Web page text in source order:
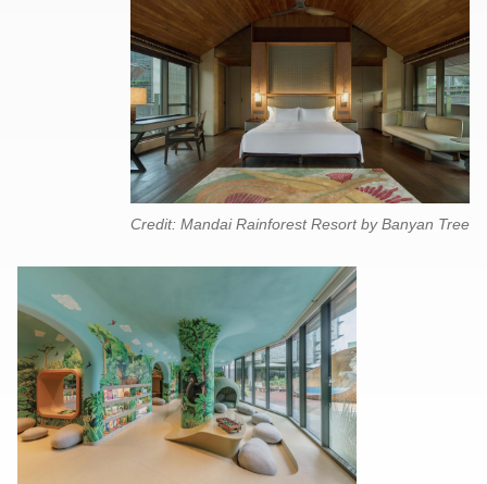
Credit: Mandai Rainforest Resort by Banyan Tree